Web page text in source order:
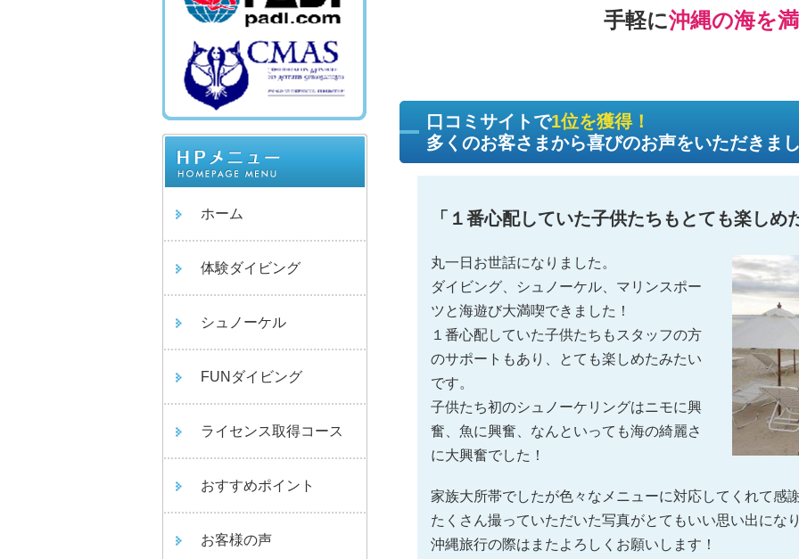
ホーム
体験ダイビング
シュノーケル
FUNダイビング
ライセンス取得コース
おすすめポイント
お客様の声
手軽に沖縄の海を
口コミサイトで1位を獲得！
多くのお客さまから喜びのお声をいただきま
「１番心配していた子供たちもとても楽しめ
丸一日お世話になりました。
ダイビング、シュノーケル、マリンスポー
ツと海遊び大満喫できました！
１番心配していた子供たちもスタッフの方
のサポートもあり、とても楽しめたみたい
です。
子供たち初のシュノーケリングはニモに興
奮、魚に興奮、なんといっても海の綺麗さ
に大興奮でした！
家族大所帯でしたが色々なメニューに対応してくれて感
たくさん撮っていただいた写真がとてもいい思い出にな
沖縄旅行の際はまたよろしくお願いします！